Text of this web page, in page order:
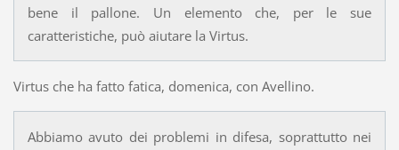
bene il pallone. Un elemento che, per le sue
caratteristiche, può aiutare la Virtus.
Virtus che ha fatto fatica, domenica, con Avellino.
Abbiamo avuto dei problemi in difesa, soprattutto nei